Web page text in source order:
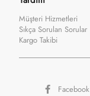
Müşteri Hizmetleri
Sıkça Sorulan Sorular
Kargo Takibi
Facebook